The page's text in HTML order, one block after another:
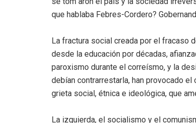
que hablaba Febres-Cordero?
La fractura social creada por el fracaso
desde la educación por décadas,
paroxismo durante el correísmo, y la
debían contrarrestarla, han provocado
grieta social, étnica e ideológica, que
La izquierda, el socialismo y el